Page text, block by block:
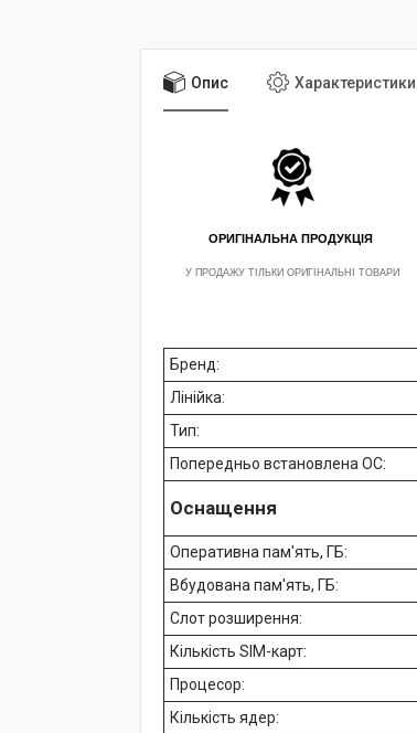
Опис Характеристики
ОРИГІНАЛЬНА ПРОДУКЦІЯ
У ПРОДАЖУ ТІЛЬКИ ОРИГІНАЛЬНІ ТОВАРИ
Бренд:
Лінійка:
Тип:
Попередньо встановлена ОС:
Оснащення
Оперативна пам'ять, ГБ:
Вбудована пам'ять, ГБ:
Слот розширення:
Кількість SIM-карт:
Процесор:
Кількість ядер: